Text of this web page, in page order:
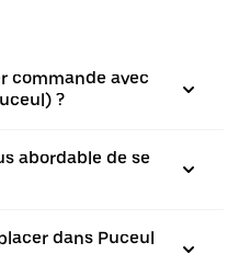
commande avec
?
abordable de se
dans Puceul